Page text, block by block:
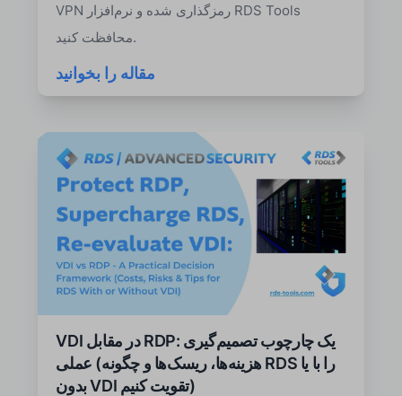
VPN رمزگذاری شده و نرم‌افزار RDS Tools
محافظت کنید.
مقاله را بخوانید
VDI در مقابل RDP: یک چارچوب تصمیم‌گیری
عملی (هزینه‌ها، ریسک‌ها و چگونه RDS را با یا
بدون VDI تقویت کنیم)